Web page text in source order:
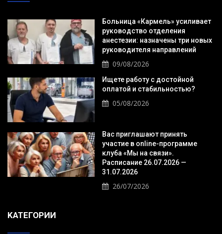
Больница «Кармель» усиливает
руководство отделения
анестезии: назначены три новых
руководителя направлений
09/08/2026
Ищете работу с достойной
оплатой и стабильностью?
05/08/2026
Вас приглашают принять
участие в online-программе
клуба «Мы на связи».
Расписание 26.07.2026 —
31.07.2026
26/07/2026
KАТЕГОРИИ